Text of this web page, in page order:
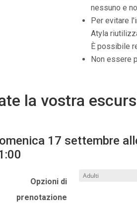
nessuno e
Per evitare
Atyla
È possibile
Non essere
la vostra
17 settembre
Opzioni di
prenotazione